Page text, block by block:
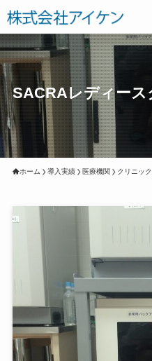
SACRAレディー
ホーム 導入実績 医療機関 クリニック